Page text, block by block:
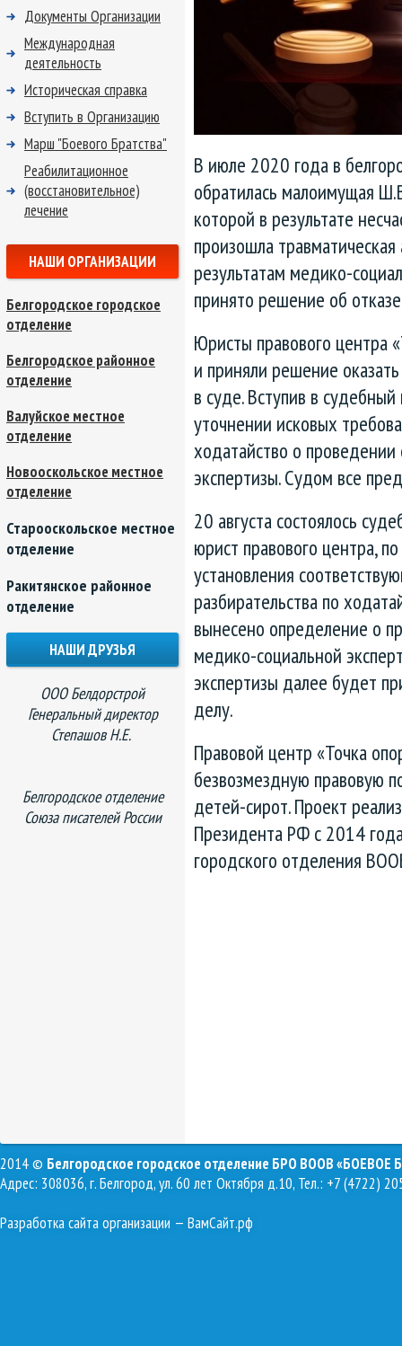
В июле 2020 года в
обратилась малоимущая
которой в результате
произошла
результатам медико-
принято решение об
Юристы правового центра
и приняли решение
в суде. Вступив в
уточнении исковых
ходатайство о
экспертизы. Судом все
20 августа состоялось
юрист правового центра,
установления
разбирательства по
вынесено определение о
медико-социальной
экспертизы далее будет
делу.
Правовой центр «Точка
безвозмездную правовую
детей-сирот. Проект
Президента РФ с 2014
городского отделения
Документы Организации
Международная
деятельность
Историческая справка
Вступить в Организацию
Марш "Боевого Братства"
Реабилитационное
(восстановительное)
лечение
НАШИ ОРГАНИЗАЦИИ
Белгородское городское
отделение
Белгородское районное
отделение
Валуйское местное
отделение
Новооскольское местное
отделение
Старооскольское местное
отделение
Ракитянское районное
отделение
НАШИ ДРУЗЬЯ
ООО Белдорстрой
Генеральный директор
Степашов Н.Е.
Белгородское отделение
Союза писателей России
2014 © Белгородское городское отделение БРО ВООВ «БОЕВОЕ
Адрес: 308036, г. Белгород, ул. 60 лет Октября д.10, Тел.: +7 (4722)
Разработка сайта организации — ВамСайт.рф